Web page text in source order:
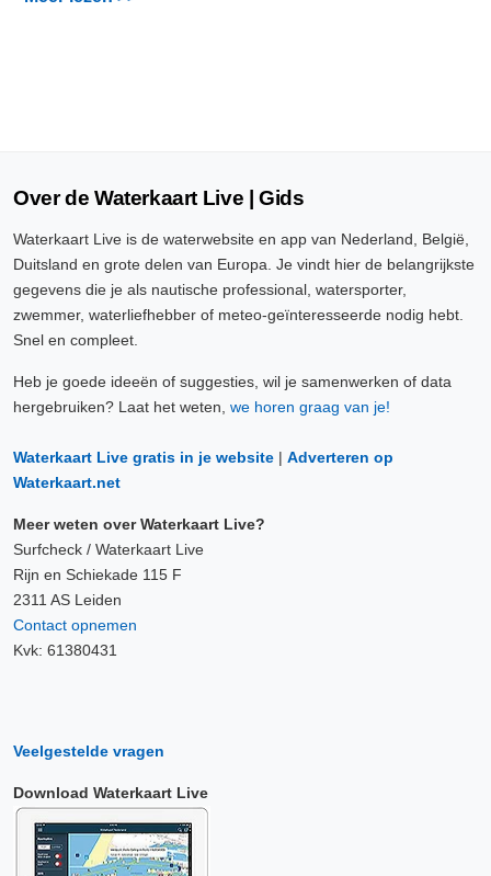
Over de Waterkaart Live | Gids
Waterkaart Live is de waterwebsite en app van Nederland, België,
Duitsland en grote delen van Europa. Je vindt hier de belangrijkste
gegevens die je als nautische professional, watersporter,
zwemmer, waterliefhebber of meteo-geïnteresseerde nodig hebt.
Snel en compleet.
Heb je goede ideeën of suggesties, wil je samenwerken of data
hergebruiken? Laat het weten, we horen graag van je!
Waterkaart Live gratis in je website | Adverteren op
Waterkaart.net
Meer weten over Waterkaart Live?
Surfcheck / Waterkaart Live
Rijn en Schiekade 115 F
2311 AS Leiden
Contact opnemen
Kvk: 61380431
Veelgestelde vragen
Download Waterkaart Live